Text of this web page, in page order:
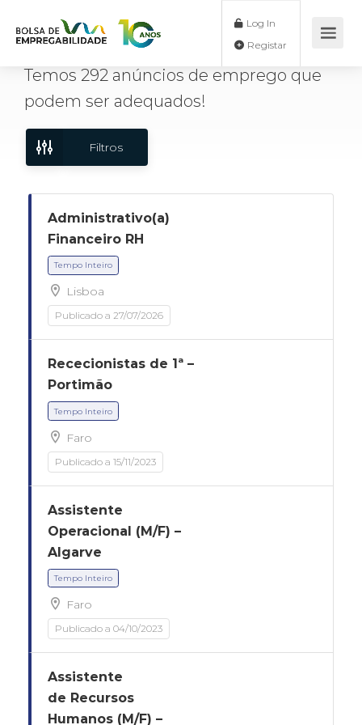
Log In
Temos 292 anúncios de emprego que
podem ser adequados!
Filtros
Administrativo(a)
Financeiro RH
Tempo Inteiro
Lisboa
Publicado a 27/07/2026
Rececionistas de 1ª –
Portimão
Tempo Inteiro
Faro
Publicado a 15/11/2023
Assistente
Operacional (M/F) –
Algarve
Tempo Inteiro
Faro
Publicado a 04/10/2023
Assistente
de Recursos
Humanos (M/F) –